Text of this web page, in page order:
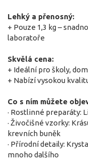
Lehký a přenosný:
+ Pouze 1,3 kg –
laboratoře
Skvělá cena:
+ Ideální pro školy,
+ Nabízí vysokou
Co s ním můžete
· Rostlinné preparáty:
· Živočišné vzorky:
krevních buněk
· Přírodní detaily:
mnoho dalšího